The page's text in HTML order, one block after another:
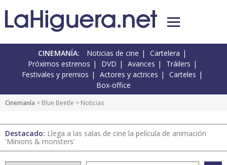
CINEMANÍA: Noticias de cine
Cartelera
Próximos estrenos
DVD Avances
Tráilers
Festivales y premios
Actores y actrices
Carteles
Box-office
Cinemanía > Blue Beetle > Noticias
Destacado: Llega a las salas de cine la película de animación
'Minions & monsters'